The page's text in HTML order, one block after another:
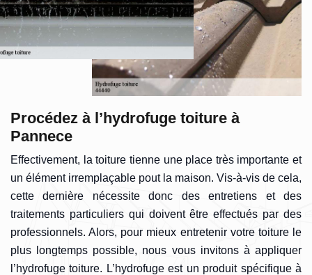
Procédez à l’hydrofuge toiture à
Pannece
Effectivement, la toiture tienne une place très importante et
un élément irremplaçable pout la maison. Vis-à-vis de cela,
cette dernière nécessite donc des entretiens et des
traitements particuliers qui doivent être effectués par des
professionnels. Alors, pour mieux entretenir votre toiture le
plus longtemps possible, nous vous invitons à appliquer
l’hydrofuge toiture. L’hydrofuge est un produit spécifique à